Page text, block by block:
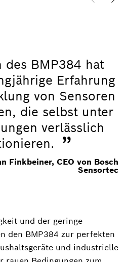
des BMP384 hat
Erfahrung
von Sensoren
die selbst unter
verlässlich
”
Finkbeiner, CEO von Bosch
Sensortec
und der geringe
den BMP384 zur perfekten
und industrielle